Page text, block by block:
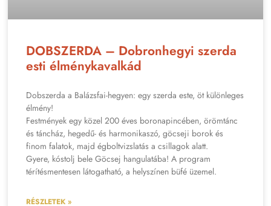
DOBSZERDA – Dobronhegyi szerda
esti élménykavalkád
Dobszerda a Balázsfai-hegyen: egy szerda este, öt különleges
élmény!
Festmények egy közel 200 éves boronapincében, örömtánc
és táncház, hegedű- és harmonikaszó, göcseji borok és
finom falatok, majd égboltvizslatás a csillagok alatt.
Gyere, kóstolj bele Göcsej hangulatába! A program
térítésmentesen látogatható, a helyszínen büfé üzemel.
RÉSZLETEK »